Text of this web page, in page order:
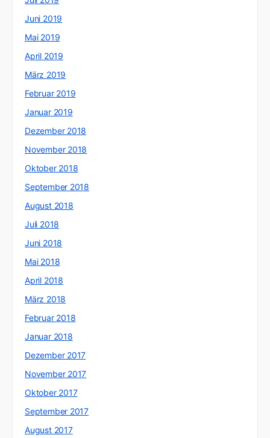
Juni 2019
Mai 2019
April 2019
März 2019
Februar 2019
Januar 2019
Dezember 2018
November 2018
Oktober 2018
September 2018
August 2018
Juli 2018
Juni 2018
Mai 2018
April 2018
März 2018
Februar 2018
Januar 2018
Dezember 2017
November 2017
Oktober 2017
September 2017
August 2017